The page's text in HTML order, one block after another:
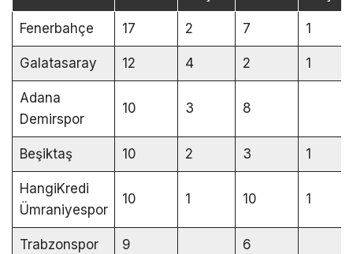
Fenerbahçe 17 2 7 1
Galatasaray 12 4 2 1
Adana
Demirspor
10 3 8
Beşiktaş 10 2 3 1
HangiKredi
Ümraniyespor
10 1 10 1
Trabzonspor 9 6